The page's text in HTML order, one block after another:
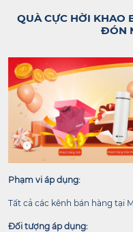
QUÀ CỰC HỜI KHAO
ĐÓN
Phạm vi áp dụng:
Tất cả các kênh bán hàng tại
Đối tượng áp dụng: